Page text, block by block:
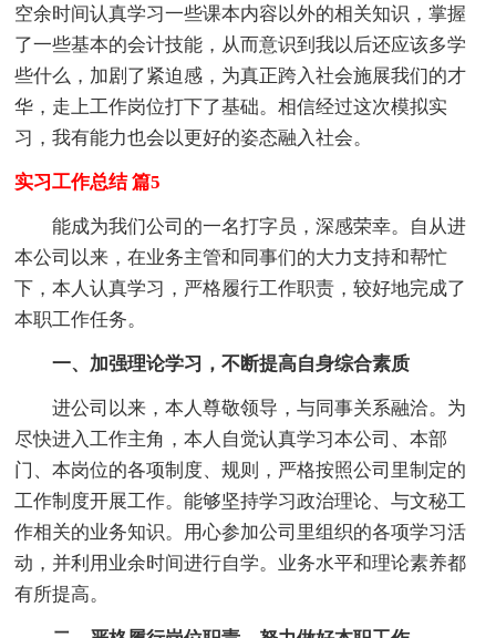
空余时间认真学习一些课本内容以外的相关知识，掌握
了一些基本的会计技能，从而意识到我以后还应该多学
些什么，加剧了紧迫感，为真正跨入社会施展我们的才
华，走上工作岗位打下了基础。相信经过这次模拟实
习，我有能力也会以更好的姿态融入社会。
实习工作总结 篇5
能成为我们公司的一名打字员，深感荣幸。自从进
本公司以来，在业务主管和同事们的大力支持和帮忙
下，本人认真学习，严格履行工作职责，较好地完成了
本职工作任务。
一、加强理论学习，不断提高自身综合素质
进公司以来，本人尊敬领导，与同事关系融洽。为
尽快进入工作主角，本人自觉认真学习本公司、本部
门、本岗位的各项制度、规则，严格按照公司里制定的
工作制度开展工作。能够坚持学习政治理论、与文秘工
作相关的业务知识。用心参加公司里组织的各项学习活
动，并利用业余时间进行自学。业务水平和理论素养都
有所提高。